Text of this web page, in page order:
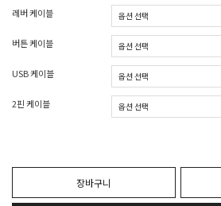
레버 케이블
버튼 케이블
USB 케이블
2핀 케이블
장바구니